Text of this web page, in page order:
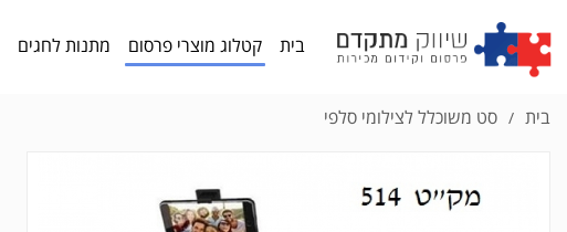
בית קטלוג מוצרי פרסום מתנות לחגים
בית / סט משוכלל לצילומי סלפי